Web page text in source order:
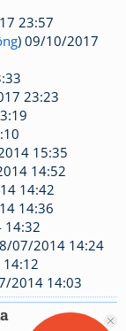
23:57
) 09/10/2017
23:23
15:35
14:52
14:42
14:36
14:32
07/2014 14:24
2014 14:03